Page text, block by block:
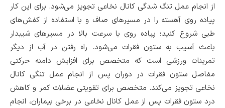
از انجام عمل تنگ شدگی کانال نخاعی تجویز می‌شود. برای این کار
پیاده روی آهسته را در مسیرهای صاف و با استفاده از کفش‌های
طبی شروع کنید‌؛ پیاده روی با سرعت بالا در مسیرهای شیبدار
باعث آسیب به ستون فقرات می‌‌شود‌. راه رفتن در آب از دیگر
تمرینات ورزشی است که متخصص برای افزایش دامنه حرکتی
مفاصل ستون فقرات در دوران پس از انجام عمل تنگی کانال
نخاعی تجویز می‌کند. متخصص برای تقویتی عضلات کمر و کاهش
درد ستون فقرات پس از عمل کانال نخاعی در برخی بیماران، انجام